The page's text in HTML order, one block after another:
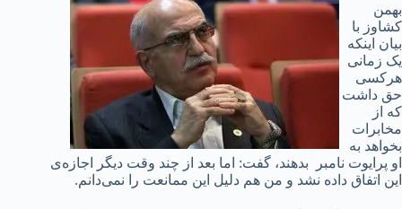
بهمن
کشاوز با
بیان اینکه
یک زمانی
هرکسی
حق داشت
که از
مخابرات
بخواهد به
او پرایوت نامبر بدهند، گفت: اما بعد از چند وقت دیگر اجازه‌ی
این اتفاق داده نشد و من هم دلیل این ممانعت را نمی‌دانم.